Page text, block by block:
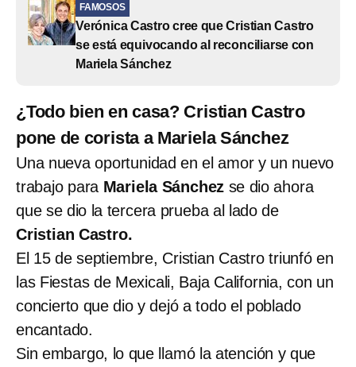
FAMOSOS
Verónica Castro cree que Cristian Castro
se está equivocando al reconciliarse con
Mariela Sánchez
¿Todo bien en casa? Cristian Castro
pone de corista a Mariela Sánchez
Una nueva oportunidad en el amor y un nuevo
trabajo para Mariela Sánchez se dio ahora
que se dio la tercera prueba al lado de
Cristian Castro.
El 15 de septiembre, Cristian Castro triunfó en
las Fiestas de Mexicali, Baja California, con un
concierto que dio y dejó a todo el poblado
encantado.
Sin embargo, lo que llamó la atención y que